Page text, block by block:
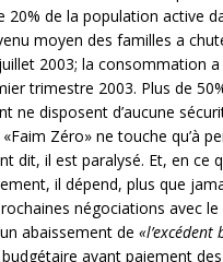
20% de la population active
moyen des familles a
2003; la consommation a
trimestre 2003. Plus de
ne disposent d’aucune
Zéro» ne touche qu’à
dit, il est paralysé. Et, en ce
il dépend, plus que
négociations avec le
abaissement de
avant paiement